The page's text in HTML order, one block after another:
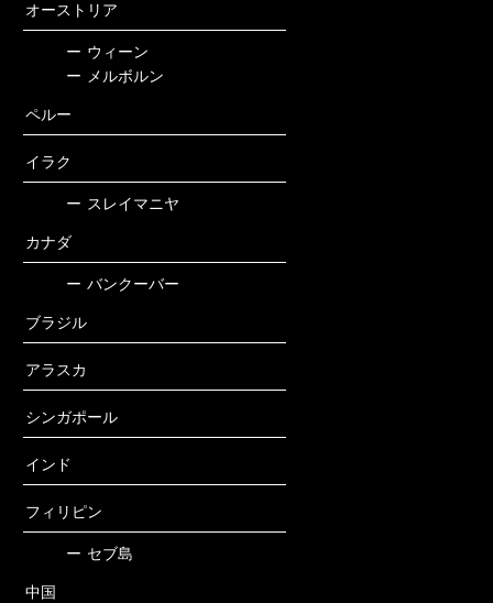
オーストリア
ー ウィーン
ー
メルボルン
ペルー
イラク
ー スレイマニヤ
カナダ
ー バンクーバー
ブラジル
アラスカ
シンガポール
インド
フィリピン
ー セブ島
中国